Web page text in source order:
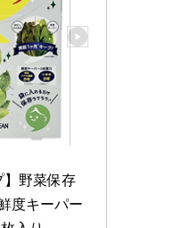
】野菜保存
度キーパー